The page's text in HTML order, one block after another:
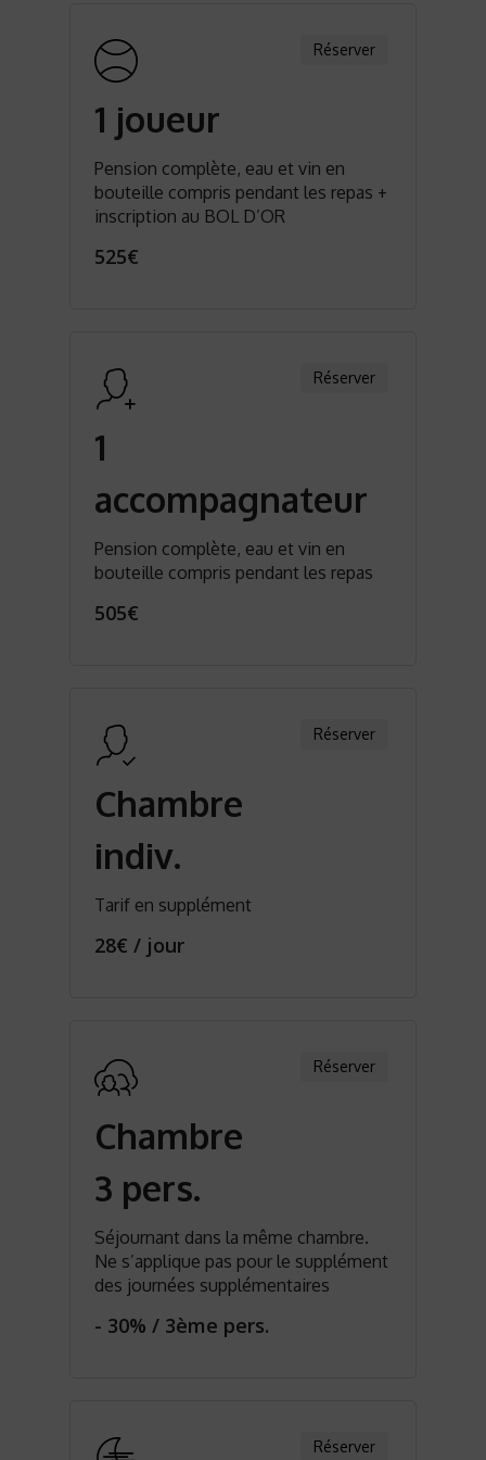
1 joueur
Pension complète, eau et vin en
bouteille compris pendant les repas +
inscription au BOL D’OR
525€
Réserver
1
accompagnateur
Pension complète, eau et vin en
bouteille compris pendant les repas
505€
Réserver
Chambre
indiv.
Tarif en supplément
28€ / jour
Réserver
Chambre
3 pers.
Séjournant dans la même chambre.
Ne s’applique pas pour le supplément
des journées supplémentaires
- 30% / 3ème pers.
Réserver
Réserver